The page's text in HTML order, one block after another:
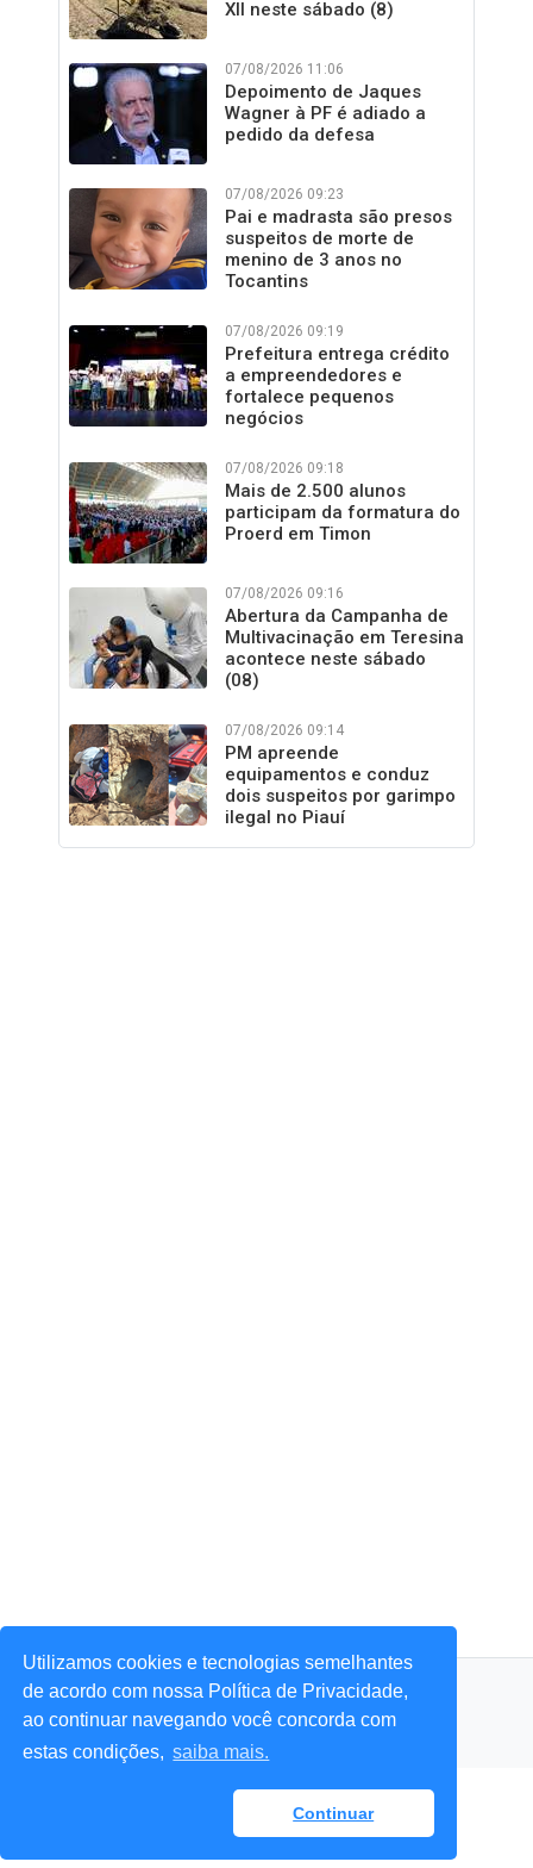
Utilizamos cookies e tecnologias semelhantes
de acordo com nossa Política de Privacidade,
ao continuar navegando você concorda com
estas condições, saiba mais.
Continuar
XII neste sábado (8)
07/08/2026 11:06
Depoimento de Jaques
Wagner à PF é adiado a
pedido da defesa
07/08/2026 09:23
Pai e madrasta são presos
suspeitos de morte de
menino de 3 anos no
Tocantins
07/08/2026 09:19
Prefeitura entrega crédito
a empreendedores e
fortalece pequenos
negócios
07/08/2026 09:18
Mais de 2.500 alunos
participam da formatura do
Proerd em Timon
07/08/2026 09:16
Abertura da Campanha de
Multivacinação em Teresina
acontece neste sábado
(08)
07/08/2026 09:14
PM apreende
equipamentos e conduz
dois suspeitos por garimpo
ilegal no Piauí
© 2026 Portal Agora Sim! — Todos os direitos reservados.